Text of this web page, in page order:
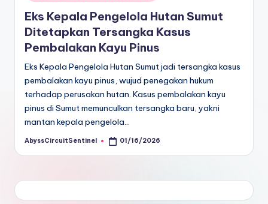
Eks Kepala Pengelola Hutan Sumut
Ditetapkan Tersangka Kasus
Pembalakan Kayu Pinus
Eks Kepala Pengelola Hutan Sumut jadi tersangka kasus
pembalakan kayu pinus, wujud penegakan hukum
terhadap perusakan hutan. Kasus pembalakan kayu
pinus di Sumut memunculkan tersangka baru, yakni
mantan kepala pengelola…
Posted
AbyssCircuitSentinel 01/16/2026